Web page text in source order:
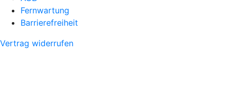
Fernwartung
Barrierefreiheit
Vertrag widerrufen